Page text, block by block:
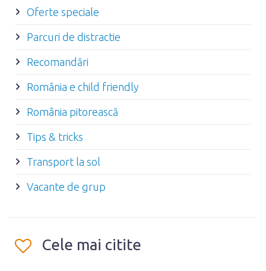
Oferte speciale
Parcuri de distractie
Recomandări
România e child friendly
România pitorească
Tips & tricks
Transport la sol
Vacante de grup
Cele mai citite